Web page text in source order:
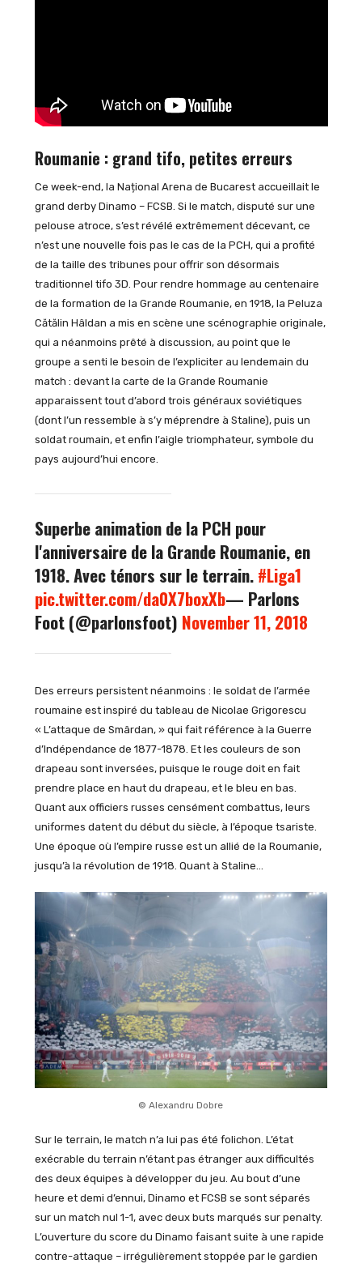
Roumanie : grand tifo, petites erreurs
Ce week-end, la Național Arena de Bucarest accueillait le
grand derby Dinamo – FCSB. Si le match, disputé sur une
pelouse atroce, s’est révélé extrêmement décevant, ce
n’est une nouvelle fois pas le cas de la PCH, qui a profité
de la taille des tribunes pour offrir son désormais
traditionnel tifo 3D. Pour rendre hommage au centenaire
de la formation de la Grande Roumanie, en 1918, la Peluza
Cătălin Hâldan a mis en scène une scénographie originale,
qui a néanmoins prêté à discussion, au point que le
groupe a senti le besoin de l’expliciter au lendemain du
match : devant la carte de la Grande Roumanie
apparaissent tout d’abord trois généraux soviétiques
(dont l’un ressemble à s’y méprendre à Staline), puis un
soldat roumain, et enfin l’aigle triomphateur, symbole du
pays aujourd’hui encore.
Superbe animation de la PCH pour
l'anniversaire de la Grande Roumanie, en
1918. Avec ténors sur le terrain.#Liga1
pic.twitter.com/da0X7boxXb— Parlons
Foot (@parlonsfoot) November 11, 2018
Des erreurs persistent néanmoins : le soldat de l’armée
roumaine est inspiré du tableau de Nicolae Grigorescu
« L’attaque de Smârdan, » qui fait référence à la Guerre
d’Indépendance de 1877-1878. Et les couleurs de son
drapeau sont inversées, puisque le rouge doit en fait
prendre place en haut du drapeau, et le bleu en bas.
Quant aux officiers russes censément combattus, leurs
uniformes datent du début du siècle, à l’époque tsariste.
Une époque où l’empire russe est un allié de la Roumanie,
jusqu’à la révolution de 1918. Quant à Staline…
© Alexandru Dobre
Sur le terrain, le match n’a lui pas été folichon. L’état
exécrable du terrain n’étant pas étranger aux difficultés
des deux équipes à développer du jeu. Au bout d’une
heure et demi d’ennui, Dinamo et FCSB se sont séparés
sur un match nul 1-1, avec deux buts marqués sur penalty.
L’ouverture du score du Dinamo faisant suite à une rapide
contre-attaque – irrégulièrement stoppée par le gardien